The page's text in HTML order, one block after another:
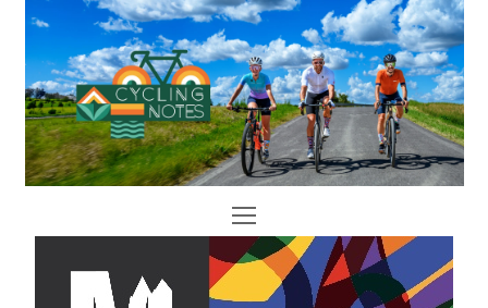
Open
Mobile
Menu